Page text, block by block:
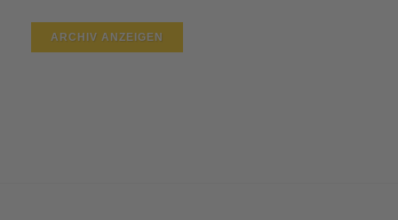
ARCHIV ANZEIGEN